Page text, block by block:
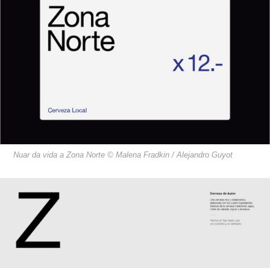
Nuar da vida a Zona Norte © Malena Fradkin / Alejandro Guyot